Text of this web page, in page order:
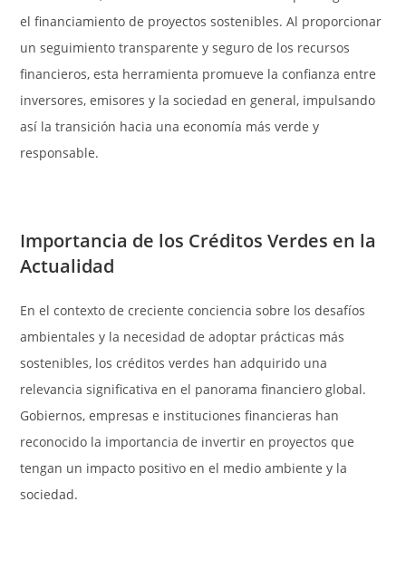
el financiamiento de proyectos sostenibles. Al proporcionar
un seguimiento transparente y seguro de los recursos
financieros, esta herramienta promueve la confianza entre
inversores, emisores y la sociedad en general, impulsando
así la transición hacia una economía más verde y
responsable.
Importancia de los Créditos Verdes en la
Actualidad
En el contexto de creciente conciencia sobre los desafíos
ambientales y la necesidad de adoptar prácticas más
sostenibles, los créditos verdes han adquirido una
relevancia significativa en el panorama financiero global.
Gobiernos, empresas e instituciones financieras han
reconocido la importancia de invertir en proyectos que
tengan un impacto positivo en el medio ambiente y la
sociedad.